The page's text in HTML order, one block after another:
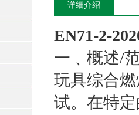
详细介绍
EN71-2-
一﹑概述/
玩具综合
试。在特